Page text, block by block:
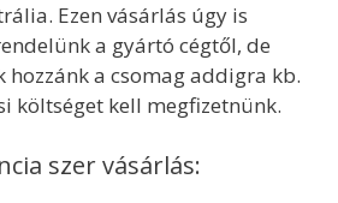
Ezen vásárlás úgy is
a gyártó cégtől, de
hozzánk a csomag addigra kb.
költséget kell megfizetnünk.
szer vásárlás: